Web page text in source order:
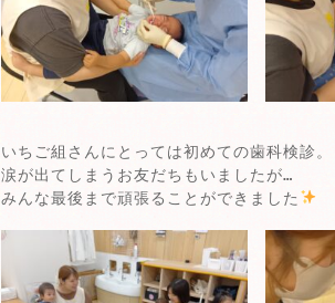
いちご組さんにとっては初めての歯科検診。
涙が出てしまうお友だちもいましたが…
みんな最後まで頑張ることができました